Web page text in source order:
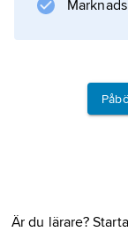
ansåg bero
Är du lärare?